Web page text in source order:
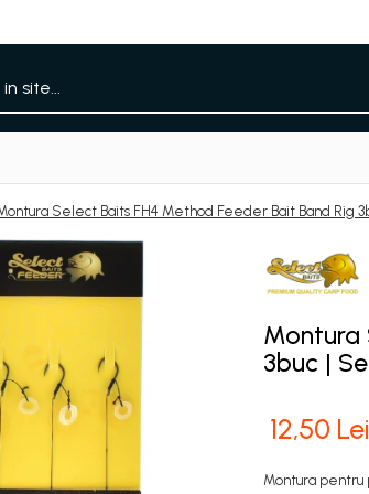
Select Baits FH4 Method Feeder Bait Band Rig
Montura
3buc |
12,50 Lei
Montura